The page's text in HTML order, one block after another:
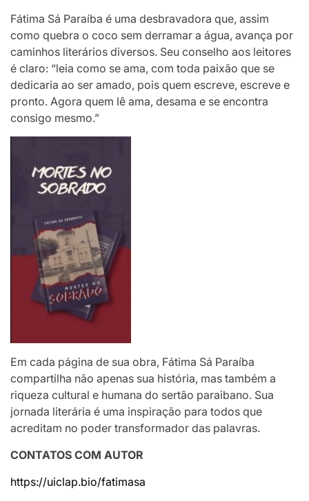
Fátima Sá Paraíba é uma desbravadora que, assim
como quebra o coco sem derramar a água, avança por
caminhos literários diversos. Seu conselho aos leitores
é claro: “leia como se ama, com toda paixão que se
dedicaria ao ser amado, pois quem escreve, escreve e
pronto. Agora quem lê ama, desama e se encontra
consigo mesmo.”
Em cada página de sua obra, Fátima Sá Paraíba
compartilha não apenas sua história, mas também a
riqueza cultural e humana do sertão paraibano. Sua
jornada literária é uma inspiração para todos que
acreditam no poder transformador das palavras.
CONTATOS COM AUTOR
https://uiclap.bio/fatimasa